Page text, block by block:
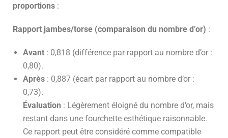
proportions :
Rapport jambes/torse (comparaison du nombre d’or) :
Avant : 0,818 (différence par rapport au nombre d’or :
0,80).
Après : 0,887 (écart par rapport au nombre d’or :
0,73).
Évaluation : Légèrement éloigné du nombre d’or, mais
restant dans une fourchette esthétique raisonnable.
Ce rapport peut être considéré comme compatible